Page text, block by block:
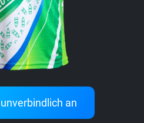
an